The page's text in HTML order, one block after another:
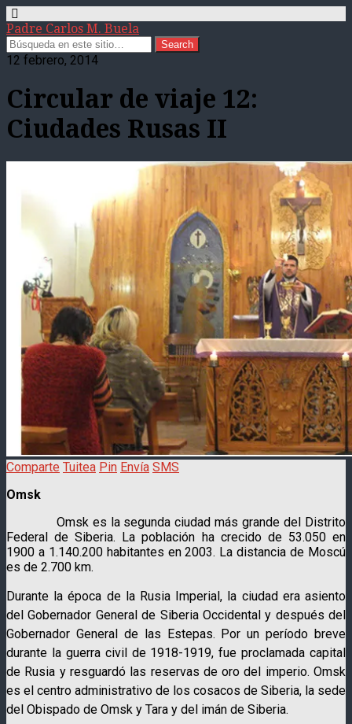
Padre Carlos M. Buela
12 febrero, 2014
Circular de viaje 12:
Ciudades Rusas II
Comparte Tuitea Pin Envía SMS
Omsk
Omsk es la segunda ciudad más grande del Distrito
Federal de Siberia. La población ha crecido de 53.050 en
1900 a 1.140.200 habitantes en 2003. La distancia de Moscú
es de 2.700 km.
Durante la época de la Rusia Imperial, la ciudad era asiento
del Gobernador General de Siberia Occidental y después del
Gobernador General de las Estepas. Por un período breve
durante la guerra civil de 1918-1919, fue proclamada capital
de Rusia y resguardó las reservas de oro del imperio. Omsk
es el centro administrativo de los cosacos de Siberia, la sede
del Obispado de Omsk y Tara y del imán de Siberia.